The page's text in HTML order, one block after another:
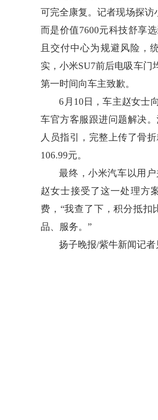
可完全康复。记者现场探访
而是价值7600元科技舒享
且交付中心为规避风险，
实，小米SU7前后电吸车门
第一时间向车主致歉。
6月10日，车主赵女士
车官方客服跟进问题解决
人员指引，完整上传了骨
106.99元。
最终，小米汽车以用
赵女士接受了这一处理方
费，“我查了下，积分抵扣
品、服务。”
扬子晚报/紫牛新闻记